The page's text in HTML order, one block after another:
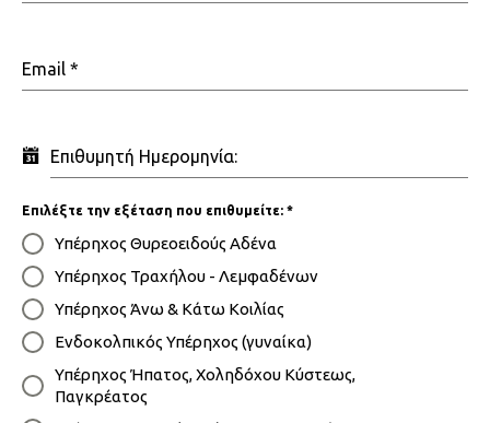
Email *
Επιθυμητή Ημερομηνία:
Επιλέξτε την εξέταση που επιθυμείτε: *
Υπέρηχος Θυρεοειδούς Αδένα
Υπέρηχος Τραχήλου - Λεμφαδένων
Υπέρηχος Άνω & Κάτω Κοιλίας
Ενδοκολπικός Υπέρηχος (γυναίκα)
Υπέρηχος Ήπατος, Xοληδόχου Kύστεως,
Παγκρέατος